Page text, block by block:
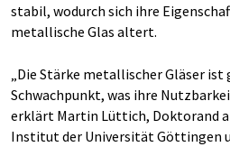
stabil, wodurch sich ihre
metallische Glas altert.
„Die Stärke metallischer Gläser
Schwachpunkt, was ihre
erklärt Martin Lüttich, Doktorand
Institut der Universität Göttingen